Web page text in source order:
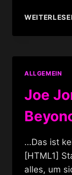
ALLGEMEIN
Joe
…Das ist
[HTML1]
alles, um